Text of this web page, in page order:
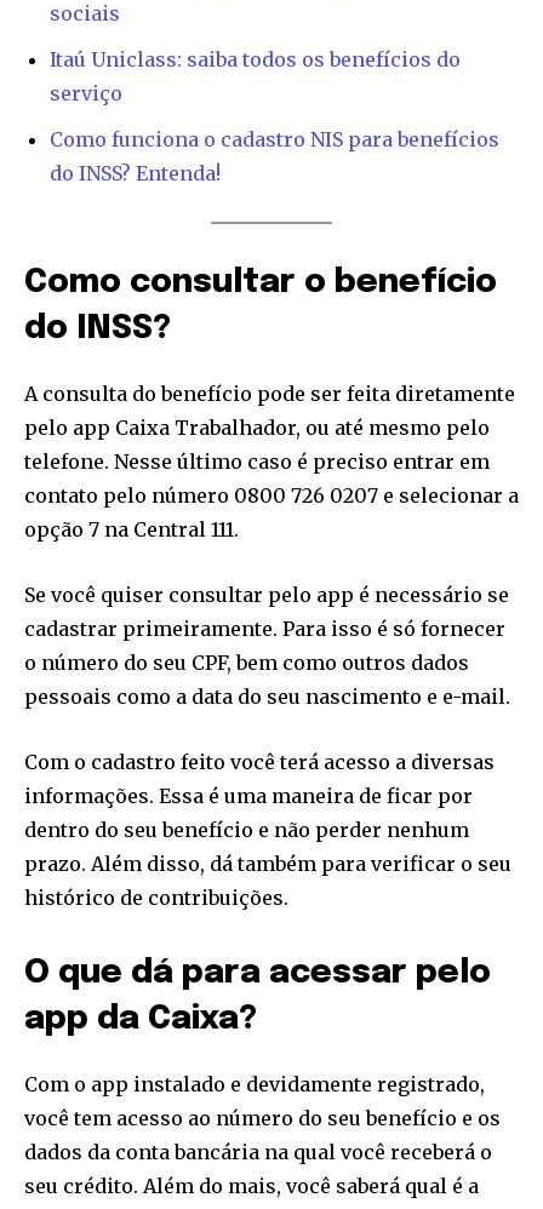
Join our community of
SUBSCRIBERS and be part of the
conversation.
or click the subscribe button below. Don't worry, we respect
your privacy and won't spam your inbox. Your information is
safe with us.
I've read and accept thePrivacy Policy.
manual_count_twitch=”11243″ tiktok=”#”
manual_count_tiktok=”32214″ f_network_font_family=”tt-
primary-font_global” f_counters_font_family=”tt-primary-
sociais
Itaú Uniclass: saiba todos os benefícios do
serviço
Como funciona o cadastro NIS para benefícios
do INSS? Entenda!
Como consultar o benefício
do INSS?
A consulta do benefício pode ser feita diretamente
pelo app Caixa Trabalhador, ou até mesmo pelo
telefone. Nesse último caso é preciso entrar em
contato pelo número 0800 726 0207 e selecionar a
opção 7 na Central 111.
Se você quiser consultar pelo app é necessário se
cadastrar primeiramente. Para isso é só fornecer
o número do seu CPF, bem como outros dados
pessoais como a data do seu nascimento e e-mail.
Com o cadastro feito você terá acesso a diversas
informações. Essa é uma maneira de ficar por
dentro do seu benefício e não perder nenhum
prazo. Além disso, dá também para verificar o seu
histórico de contribuições.
O que dá para acessar pelo
app da Caixa?
Com o app instalado e devidamente registrado,
você tem acesso ao número do seu benefício e os
dados da conta bancária na qual você receberá o
seu crédito. Além do mais, você saberá qual é a